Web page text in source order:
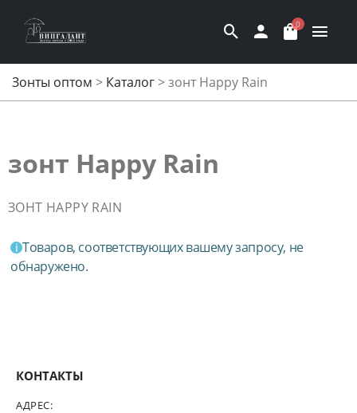
0
Зонты оптом > Каталог>зонт Happy Rain
зонт Happy Rain
ЗОНТ HAPPY RAIN
Товаров, соответствующих вашему запросу, не
обнаружено.
КОНТАКТЫ
АДРЕС: